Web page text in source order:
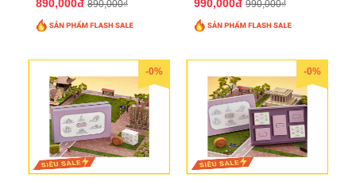
890,000đ 890,000₫ 990,000đ 990,000₫
-0% -0%